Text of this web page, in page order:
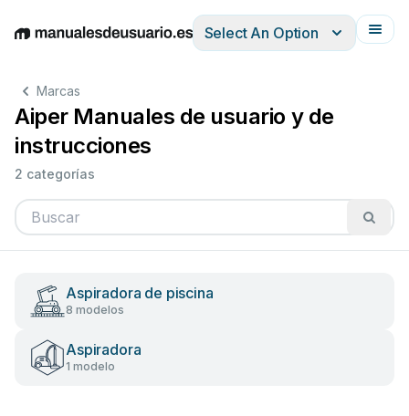
EnglishDeutschEspañolItalianoFrançais
Select An Option
Marcas
Aiper Manuales de usuario y de
instrucciones
2 categorías
Aspiradora de piscina
8 modelos
Aspiradora
1 modelo